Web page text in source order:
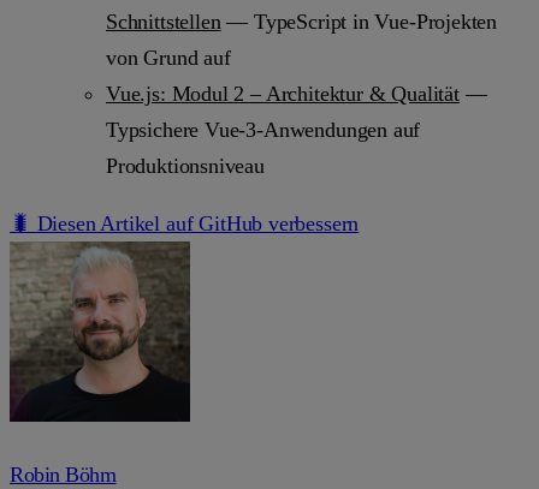
Schnittstellen— TypeScript in Vue-Projekten
von Grund auf
Vue.js: Modul 2 – Architektur & Qualität—
Typsichere Vue-3-Anwendungen auf
Produktionsniveau
🐛 Diesen Artikel auf GitHub verbessern
Robin Böhm